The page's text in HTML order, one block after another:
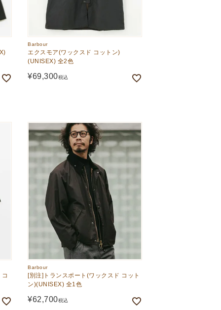
Barbour
エクスモア(ワックスド コットン)
(UNISEX) 全2色
¥69,300税込
Barbour
[別注]トランスポート(ワックスド コット
ン)(UNISEX) 全1色
¥62,700税込